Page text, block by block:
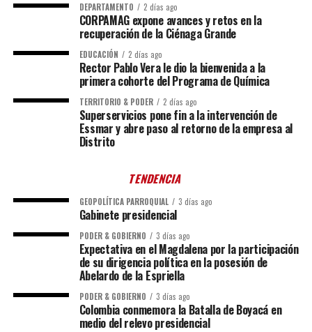
DEPARTAMENTO 2 días ago
CORPAMAG expone avances y retos en la
recuperación de la Ciénaga Grande
EDUCACIÓN 2 días ago
Rector Pablo Vera le dio la bienvenida a la
primera cohorte del Programa de Química
TERRITORIO & PODER 2 días ago
Superservicios pone fin a la intervención de
Essmar y abre paso al retorno de la empresa al
Distrito
TENDENCIA
GEOPOLÍTICA PARROQUIAL 3 días ago
Gabinete presidencial
PODER & GOBIERNO 3 días ago
Expectativa en el Magdalena por la participación
de su dirigencia política en la posesión de
Abelardo de la Espriella
PODER & GOBIERNO 3 días ago
Colombia conmemora la Batalla de Boyacá en
medio del relevo presidencial